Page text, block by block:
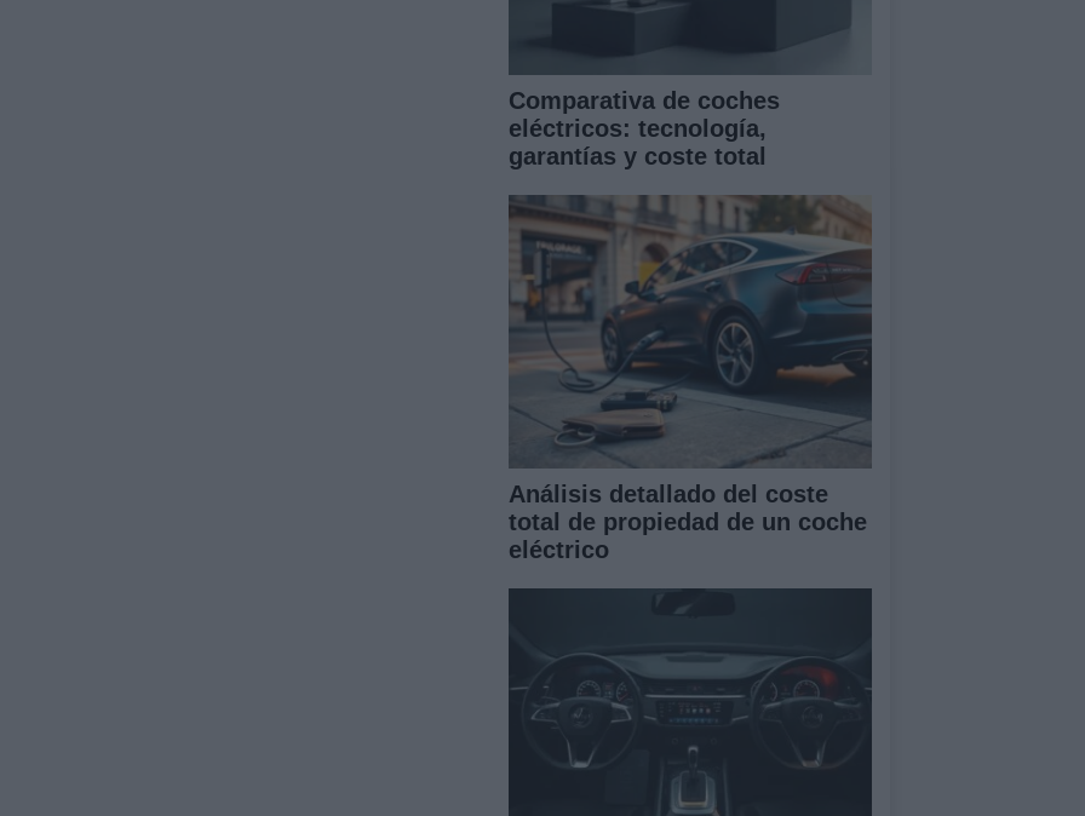
Comparativa de coches
eléctricos: tecnología,
garantías y coste total
Análisis detallado del coste
total de propiedad de un coche
eléctrico